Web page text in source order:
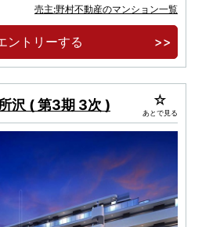
525邸、免震タワーレジデン
わりを尽くした上質と暮ら
売主:野村不動産のマンション一覧
ントリーする
沢 ( 第3期 3次 ) あとで見る